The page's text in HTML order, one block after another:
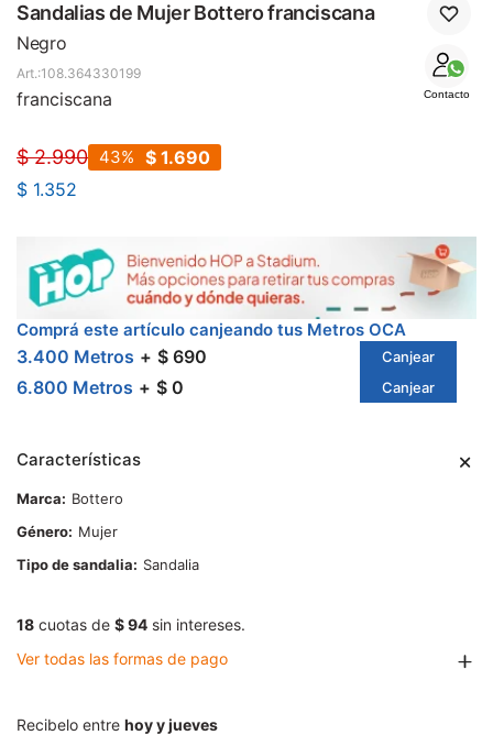
Sandalias de Mujer Bottero franciscana
Negro
Contacto
108.364330199
franciscana
$ 2.990 $ 1.690
43
$ 1.352
Comprá este artículo canjeando tus Metros OCA
3.400 Metros $ 690 Canjear
6.800 Metros $ 0 Canjear
Características
Marca
Bottero
Género
Mujer
Tipo de sandalia
Sandalia
18 cuotas de $ 94 sin intereses.
Ver todas las formas de pago
Recibelo entre hoy y jueves